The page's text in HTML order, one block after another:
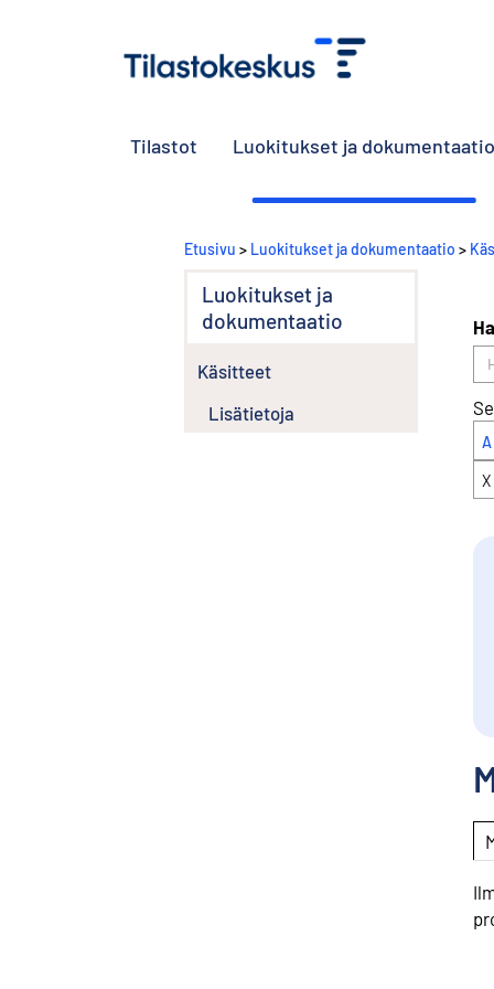
Tilastot Luokitukset ja dokumentaatio
Etusivu > Luokitukset ja dokumentaatio >
Luokitukset ja
dokumentaatio
Käsitteet
Lisätietoja
A
X